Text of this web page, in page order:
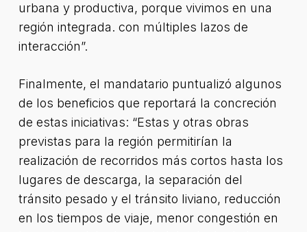
urbana y productiva, porque vivimos en una
región integrada. con múltiples lazos de
interacción”.
Finalmente, el mandatario puntualizó algunos
de los beneficios que reportará la concreción
de estas iniciativas: “Estas y otras obras
previstas para la región permitirían la
realización de recorridos más cortos hasta los
lugares de descarga, la separación del
tránsito pesado y el tránsito liviano, reducción
en los tiempos de viaje, menor congestión en